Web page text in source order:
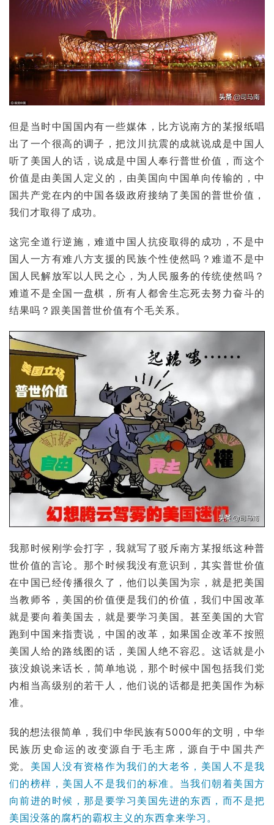
但是当时中国国内有一些媒体，比方说南方的某报纸唱
出了一个很高的调子，把汶川抗震的成就说成是中国人
听了美国人的话，说成是中国人奉行普世价值 ，而这个
价值是由美国人定义的，由美国向中国单向传输的，中
国共产党在内的中国各级政府接纳了美国的普世价值，
我们才取得了成功。
这完全道行逆施，难道中国人抗疫取得的成功，不是中
国人一方有难八方支援的民族个性使然吗？难道不是中
国人民解放军以人民之心， 为人民服务的传统使然吗？
难道不是全国一盘棋，所有人都舍生忘死去努力奋斗的
结果吗？跟美国普世价值有个毛关系。
我那时候刚学会打字，我就写了驳斥南方某报纸这种普
世价值的言论。那个时候我没有意识到，其实普世价值
在中国已经传播很久了，他们以美国为宗，就是把美国
当教师爷，美国的价值便是我们的价值，我们中国改革
就是要向着美国去，就是要学习美国。甚至美国的大官
跑到中国来指责说，中国的改革，如果国企改革不按照
美国人给的路线图的话，美国人绝不容忍。这话就是小
孩没娘说来话长，简单地说，那个时候中国包括我们党
内相当高级别的若干人，他们说的话都是把美国作为标
准。
我的想法很简单，我们中华民族有5000年的文明，中华
民族历史命运的改变源自于毛主席，源自于中国共产
党。 美国人没有资格作为我们的大老爷，美国人不是我
们的榜样，美国人不是我们的标准。当我们朝着美国方
向前进的时候，那是要学习美国先进的东西，而不是把
美国没落的腐朽的霸权主义 的东西拿来学习。